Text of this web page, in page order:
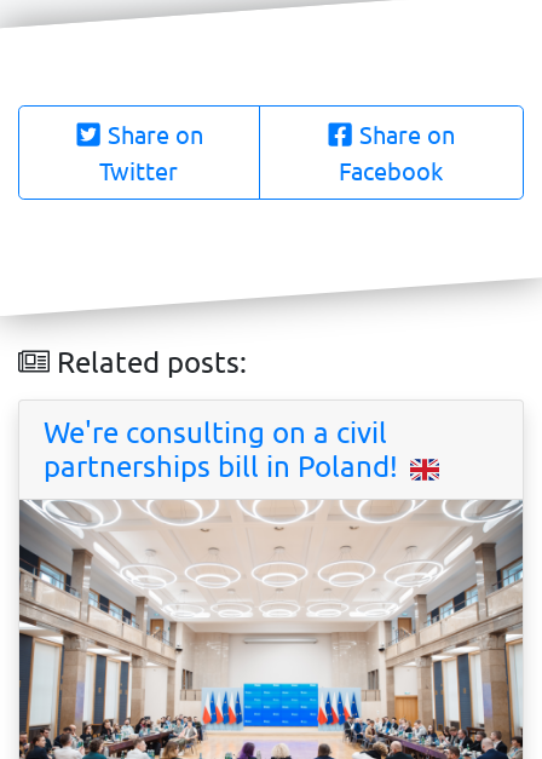
Share on
Twitter
Share on
Facebook
Related posts:
We're consulting on a civil
partnerships bill in Poland!